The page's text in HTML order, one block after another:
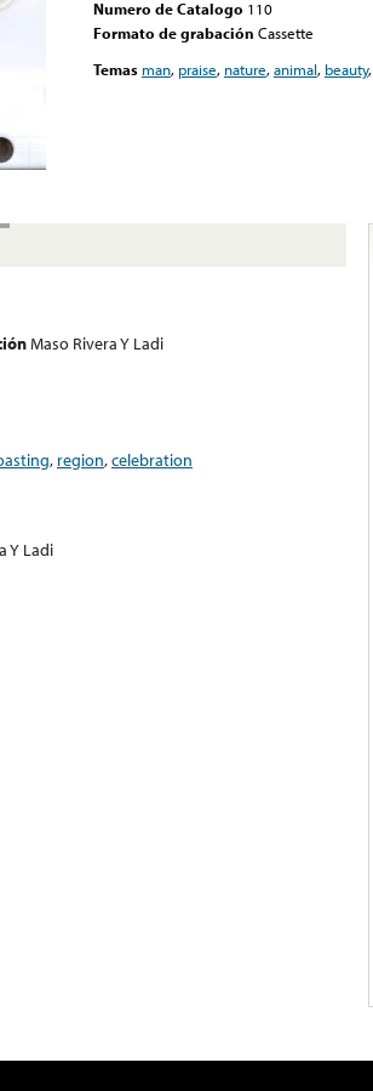
Numero de Catalogo 110
Formato de grabación Cassette
Temas man, praise, nature,animal, beauty,
Maso Rivera Y Ladi
, region,celebration
Y Ladi